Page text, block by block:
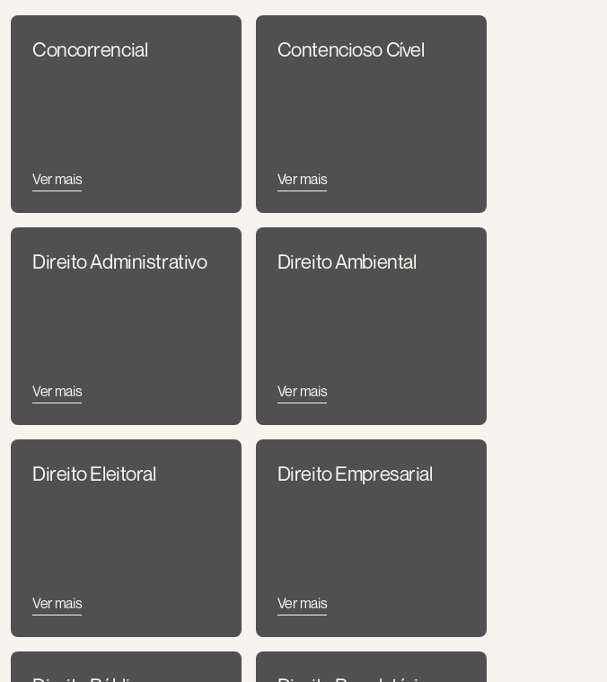
Concorrencial
Ver mais
Contencioso Cível
Ver mais
Direito Administrativo
Ver mais
Direito Ambiental
Ver mais
Direito Eleitoral
Ver mais
Direito Empresarial
Ver mais